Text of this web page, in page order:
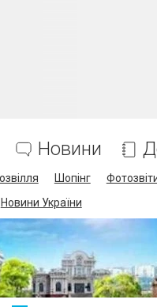
Новини
Шопінг
Новини України